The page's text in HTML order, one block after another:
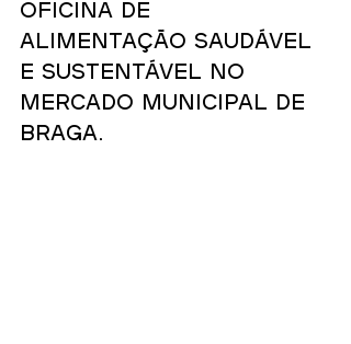
Oficina de
Alimentação Saudável
e Sustentável no
Mercado Municipal de
Braga.